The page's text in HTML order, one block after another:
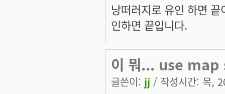
낭떠러지로 유인 하면
인하면 끝입니다.
이 뭐... use
글쓴이: jj / 작성시간: 목,